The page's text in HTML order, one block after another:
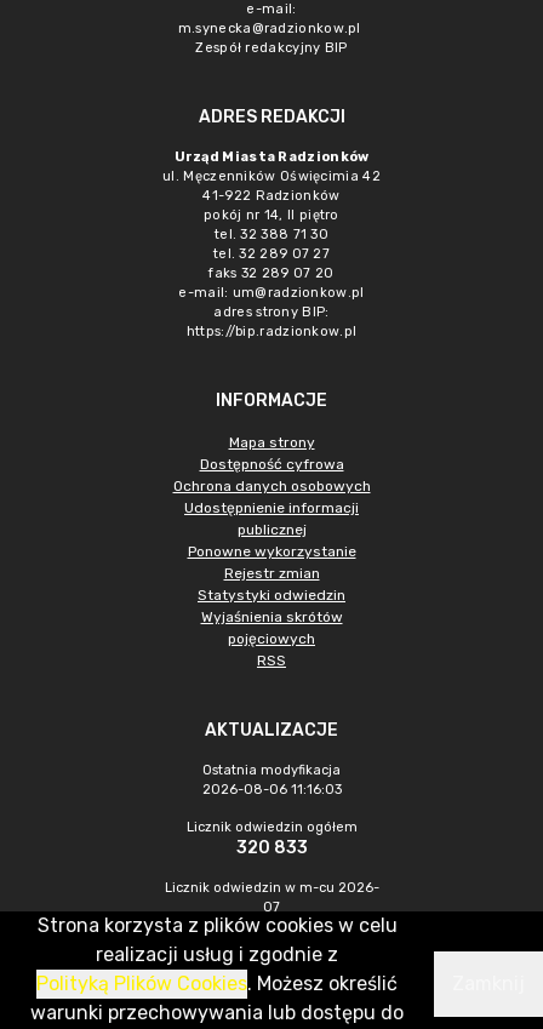
e-mail:
m.synecka@radzionkow.pl
Zespół redakcyjny BIP
ADRES REDAKCJI
Urząd Miasta Radzionków
ul. Męczenników Oświęcimia 42
41-922 Radzionków
pokój nr 14, II piętro
tel. 32 388 71 30
tel. 32 289 07 27
faks 32 289 07 20
e-mail: um@radzionkow.pl
adres strony BIP:
https://bip.radzionkow.pl
INFORMACJE
Mapa strony
Dostępność cyfrowa
Ochrona danych osobowych
Udostępnienie informacji
publicznej
Ponowne wykorzystanie
Rejestr zmian
Statystyki odwiedzin
Wyjaśnienia skrótów
pojęciowych
RSS
AKTUALIZACJE
Ostatnia modyfikacja
2026-08-06 11:16:03
Licznik odwiedzin ogółem
320 833
Licznik odwiedzin w m-cu 2026-
07
892
CMS & Hosting: Nefeni Sp. z o.o.
Strona korzysta z plików cookies w celu
realizacji usług i zgodnie z
Polityką Plików Cookies. Możesz określić
warunki przechowywania lub dostępu do